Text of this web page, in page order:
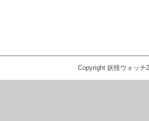
Copyright 妖怪ウォッ